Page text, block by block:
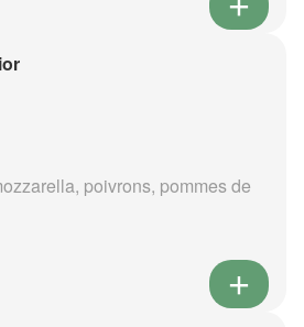
poivrons, pommes de